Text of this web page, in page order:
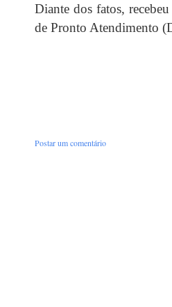
Diante dos fatos,
de Pronto Atendimento
Postar um comentário